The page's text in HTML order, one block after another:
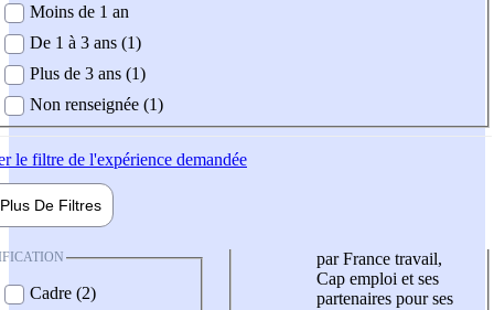
demandée
Moins de 1 an
De 1 à 3 ans (1)
Plus de 3 ans (1)
Non renseignée (1)
le filtre de l'expérience demandée
Plus De Filtres
Cadre (2)
par France travail,
Cap emploi et ses
partenaires pour ses